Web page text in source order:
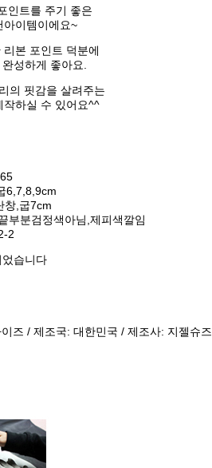
인트를 주기 좋은
아이템이에요~
본 포인트 덕분에
성하게 좋아요.
의 핏감을 살려주는
작하실 수 있어요^^
6,7,8,9cm
창,굽7cm
부분검정색아님,제피색깔임
2
습니다
즈 / 제조국: 대한민국 / 제조사: 지젤슈즈